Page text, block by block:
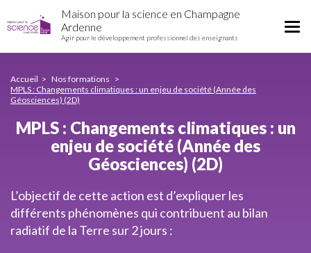
Changements
enjeu
de
(Année
au
contenu
Maison pour la science en Champagne
Ardenne
Agir pour le développement professionnel des enseignants
Accueil
Nos formations
MPLS : Changements climatiques : un enjeu de société (Année des
Géosciences) (2D)
MPLS : Changements climatiques : un
enjeu de société (Année des
Géosciences) (2D)
L’objectif de cette action est d’expliquer les
différents phénomènes qui contribuent au bilan
radiatif de la Terre sur 2 jours :